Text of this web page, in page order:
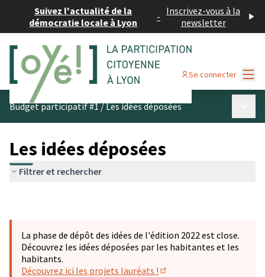
Suivez l'actualité de la
démocratie locale à Lyon
- Inscrivez-vous à la
newsletter
Se connecter
Budget participatif #1/Les idées déposées
Les idées déposées
Filtrer et rechercher
La phase de dépôt des idées de l'édition 2022 est close.
Découvrez les idées déposées par les habitantes et les
habitants.
Découvrez ici les projets lauréats !